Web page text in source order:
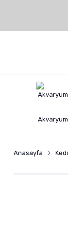
Akvaryum
Anasayfa Kedi